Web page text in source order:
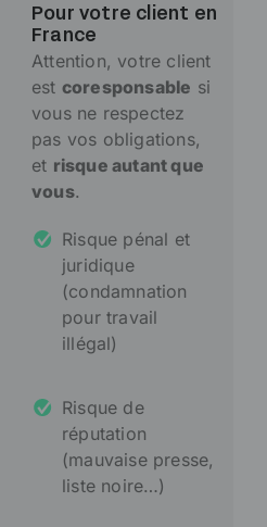
Pour votre client en
France
Attention, votre client
est coresponsable si
vous ne respectez
pas vos obligations,
et risque autant que
vous.
Risque pénal et
juridique
(condamnation
pour travail
illégal)
Risque de
réputation
(mauvaise presse,
liste noire…)